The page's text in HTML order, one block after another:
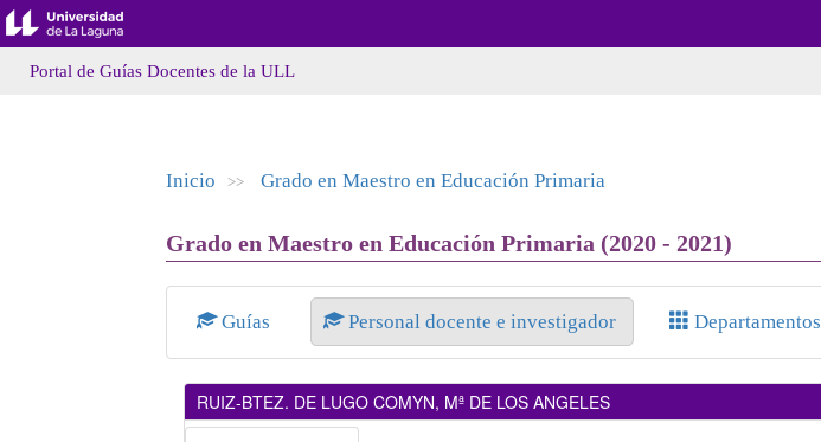
Portal de Guías Docentes de la ULL
Inicio >> Grado en Maestro en Educación Primaria
Grado en Maestro en Educación Primaria (2020 - 2021)
Guías Personal docente e investigador Departamentos
RUIZ-BTEZ. DE LUGO COMYN, Mª DE LOS ANGELES